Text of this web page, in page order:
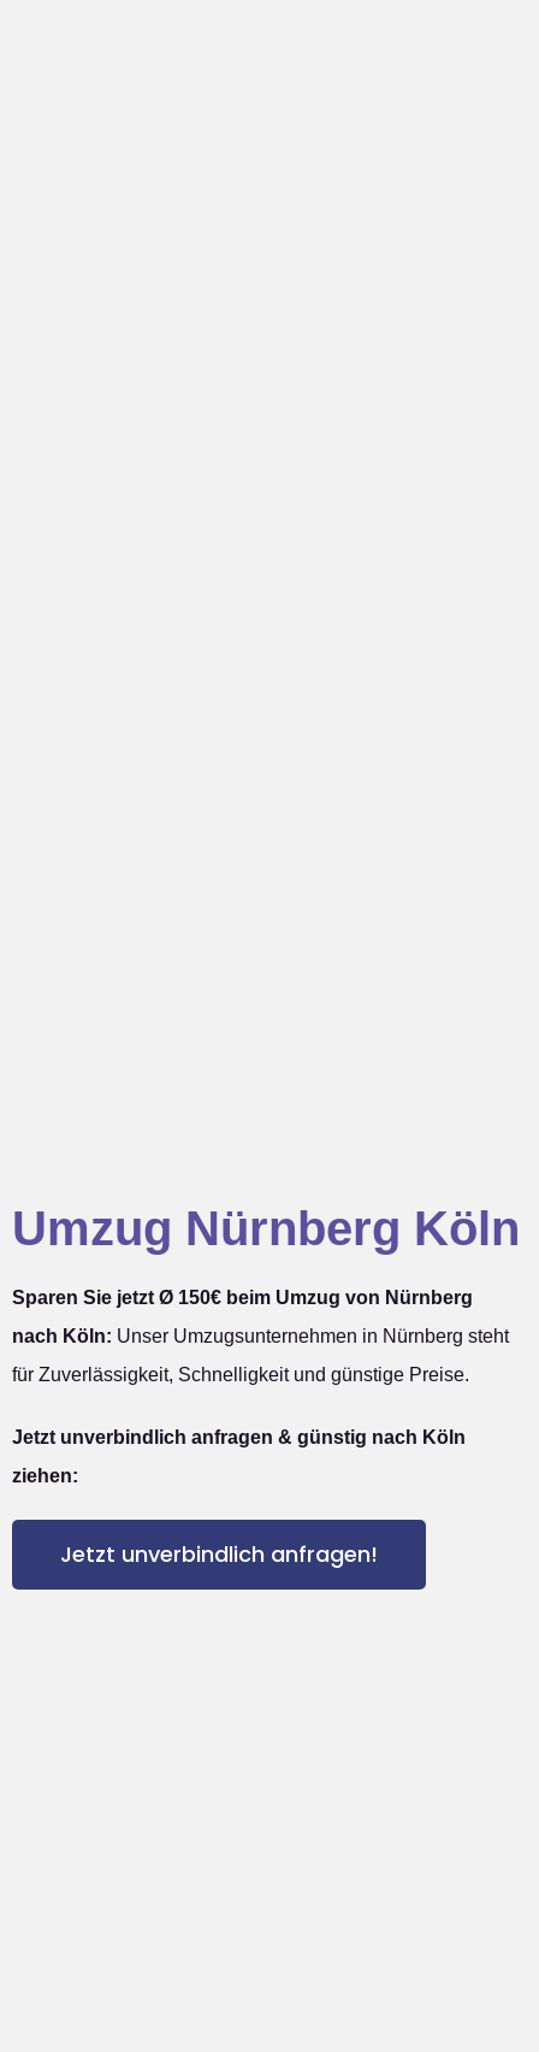
Umzug Nürnberg Köln
Sparen Sie jetzt Ø 150€ beim Umzug von Nürnberg
nach Köln: Unser Umzugsunternehmen in Nürnberg steht
für Zuverlässigkeit, Schnelligkeit und günstige Preise.
Jetzt unverbindlich anfragen & günstig nach Köln
ziehen:
Jetzt unverbindlich anfragen!